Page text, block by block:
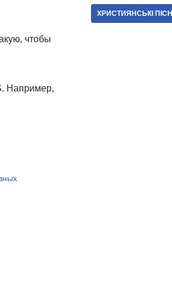
чтобы
Например,
ХРИСТИЯНСЬКІ ПІСНІ